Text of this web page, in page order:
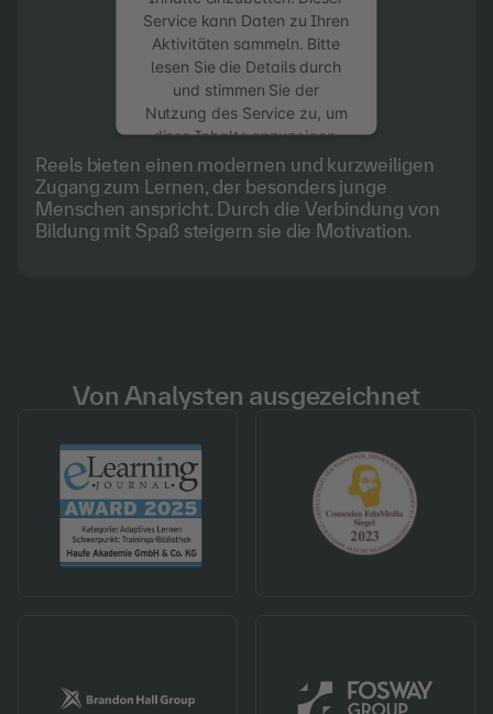
Service kann Daten zu Ihren
Aktivitäten sammeln. Bitte
lesen Sie die Details durch
und stimmen Sie der
Nutzung des Service zu, um
diese Inhalte anzuzeigen.
Mehr Informationen
Akzeptieren
Reels bieten einen modernen und kurzweiligen
Zugang zum Lernen, der besonders junge
Menschen anspricht. Durch die Verbindung von
Bildung mit Spaß steigern sie die Motivation.
Von Analysten ausgezeichnet